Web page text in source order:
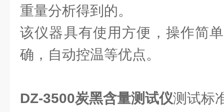
重量分析得到的。
该仪器具有使用方便，操作简
确，自动控温等优点。
DZ-3500炭黑含量测试仪测试标